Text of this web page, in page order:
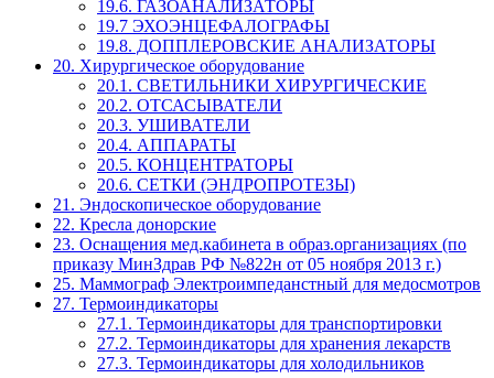
19.6. ГАЗОАНАЛИЗАТОРЫ
19.7 ЭХОЭНЦЕФАЛОГРАФЫ
19.8. ДОППЛЕРОВСКИЕ АНАЛИЗАТОРЫ
20. Хирургическое оборудование
20.1. СВЕТИЛЬНИКИ ХИРУРГИЧЕСКИЕ
20.2. ОТСАСЫВАТЕЛИ
20.3. УШИВАТЕЛИ
20.4. АППАРАТЫ
20.5. КОНЦЕНТРАТОРЫ
20.6. СЕТКИ (ЭНДРОПРОТЕЗЫ)
21. Эндоскопическое оборудование
22. Кресла донорские
23. Оснащения мед.кабинета в образ.организациях (по
приказу МинЗдрав РФ №822н от 05 ноября 2013 г.)
25. Маммограф Электроимпеданстный для медосмотров
27. Термоиндикаторы
27.1. Термоиндикаторы для транспортировки
27.2. Термоиндикаторы для хранения лекарств
27.3. Термоиндикаторы для холодильников